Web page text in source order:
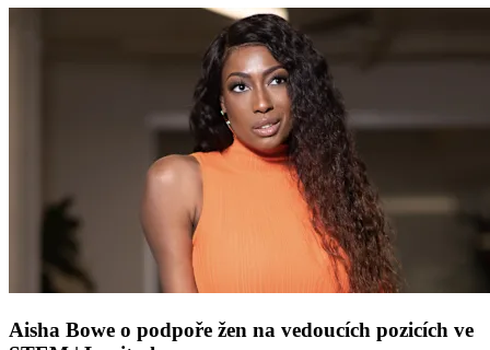
Aisha Bowe o podpoře žen na vedoucích pozicích ve